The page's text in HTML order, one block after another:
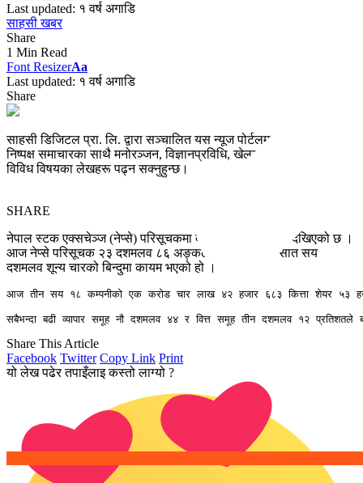
Last updated: १ वर्ष अगाडि
साहसी खबर
Share
1 Min Read
Font ResizerAa
Last updated: १ वर्ष अगाडि
Share
साहसी डिजिटल प्रा. लि. द्वारा सञ्चालित यस न्यूज पोर्टलमा सत्य तथ्य र
निष्पक्ष समाचारका साथै मनोरञ्जन, विज्ञानप्रविधि, खेलकुद, साहित्य आदि
विविध विषयका लेखहरू पढ्न सक्नुहुन्छ।
SHARE
नेपाल स्टक एक्सचेञ्ज (नेप्से) परिसूचकमा दोहोरो अङ्कको वृद्धि देखिएको छ ।
आज नेप्से परिसूचक २३ दशमलव ८६ अङ्कले बढेर दुई हजार सात सय
दशमलव शून्य चारको बिन्दुमा कायम भएको हो ।
आज तीन सय १८ कम्पनीको एक करोड चार लाख ४२ हजार ६८३ कित्ता शेयर ५३
सबैभन्दा बढी व्यापार समूह नौ दशमलव ४४ र वित्त समूह तीन दशमलव १२
Share This Article
Facebook Twitter Copy Link Print
यो लेख पढेर तपाइँलाइ कस्तो लाग्यो ?